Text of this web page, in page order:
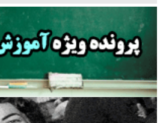
دنده دولت به واگذاری مسئله‌دار ایران‌خودرو/
غریزه‌ی بقا و آقای باقی و رفقا
جراحی‌های زیبایی با مدرک فوق‌دیپلم! + گفت‌وگو با
گفت‌وگو با همسر یکی از شهدای جنگ رمضان/
انگشت‌های پا شناسایی کردیم